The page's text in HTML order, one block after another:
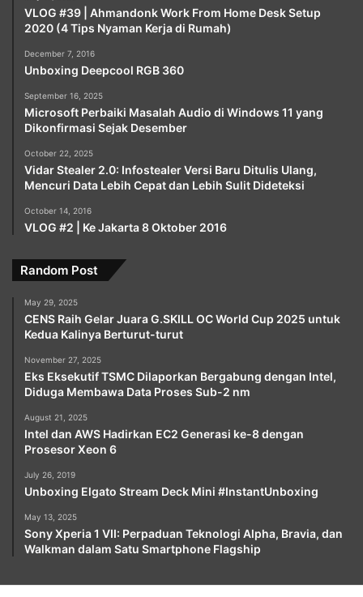
VLOG #39 | Ahmandonk Work From Home Desk Setup
2020 (4 Tips Nyaman Kerja di Rumah)
December 7, 2016
Unboxing Deepcool RGB 360
September 16, 2025
Microsoft Perbaiki Masalah Audio di Windows 11 yang
Dikonfirmasi Sejak Desember
October 22, 2025
Vidar Stealer 2.0: Infostealer Versi Baru Ditulis Ulang,
Mencuri Data Lebih Cepat dan Lebih Sulit Dideteksi
October 14, 2016
VLOG #2 | Ke Jakarta 8 Oktober 2016
Random Post
May 29, 2025
CENS Raih Gelar Juara G.SKILL OC World Cup 2025 untuk
Kedua Kalinya Berturut-turut
November 27, 2025
Eks Eksekutif TSMC Dilaporkan Bergabung dengan Intel,
Diduga Membawa Data Proses Sub-2 nm
August 21, 2025
Intel dan AWS Hadirkan EC2 Generasi ke-8 dengan
Prosesor Xeon 6
July 26, 2019
Unboxing Elgato Stream Deck Mini #InstantUnboxing
May 13, 2025
Sony Xperia 1 VII: Perpaduan Teknologi Alpha, Bravia, dan
Walkman dalam Satu Smartphone Flagship